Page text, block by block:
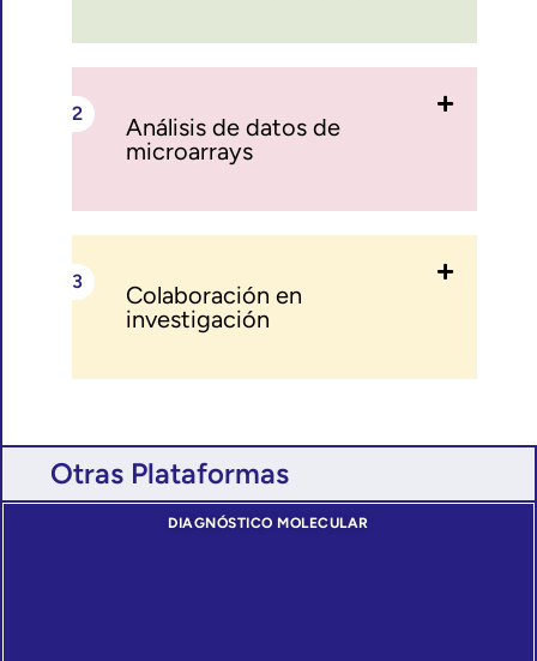
Análisis de datos de
microarrays
Colaboración en
investigación
Otras Plataformas
DIAGNÓSTICO MOLECULAR